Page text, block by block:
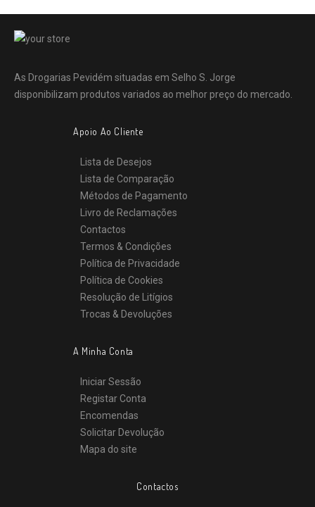
As Drogarias Pevidém situadas em Selho S. Jorge
disponibilizam produtos variados ao melhor preço do mercado.
Apoio Ao Cliente
Lista de Desejos
Lista de Comparação
Métodos de Pagamento
Livro de Reclamações
Contactos
Termos & Condições
Política de Privacidade
Política de Cookies
Resolução de Litígios
Trocas & Devoluções
A Minha Conta
Iniciar Sessão
Registar Conta
Encomendas
Solicitar Devolução
Mapa do site
Contactos